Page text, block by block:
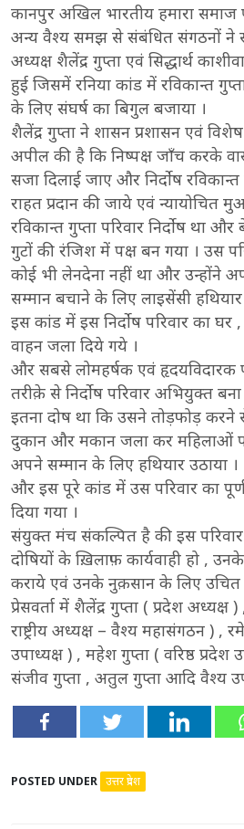
कानपुर अखिल भारतीय हमारा समाज
अन्य वैश्य समझ से संबंधित संगठनों ने
अध्यक्ष शैलेंद्र गुप्ता एवं सिद्धार्थ
हुई जिसमें रनिया कांड में रविकान्त
के लिए संघर्ष का बिगुल बजाया ।
शैलेंद्र गुप्ता ने शासन प्रशासन एवं
अपील की है कि निष्पक्ष जाँच करके
सजा दिलाई जाए और निर्दोष
राहत प्रदान की जाये एवं न्यायोचित
रविकान्त गुप्ता परिवार निर्दोष था
गुटों की रंजिश में पक्ष बन गया । उस
कोई भी लेनदेना नहीं था और उन्होंने
सम्मान बचाने के लिए लाइसेंसी
इस कांड में इस निर्दोष परिवार का घर ,
वाहन जला दिये गये ।
और सबसे लोमहर्षक एवं हृदयविदारक
तरीक़े से निर्दोष परिवार अभियुक्त
इतना दोष था कि उसने तोड़फोड़
दुकान और मकान जला कर महिलाओं
अपने सम्मान के लिए हथियार उठाया ।
और इस पूरे कांड में उस परिवार का
दिया गया ।
संयुक्त मंच संकल्पित है की इस परिवार
दोषियों के ख़िलाफ़ कार्यवाही हो ,
कराये एवं उनके नुक़सान के लिए उचित
प्रेसवर्ता में शैलेंद्र गुप्ता ( प्रदेश अध्यक्ष )
राष्ट्रीय अध्यक्ष – वैश्य महासंगठन ) ,
उपाध्यक्ष ) , महेश गुप्ता ( वरिष्ठ प्रदेश
संजीव गुप्ता , अतुल गुप्ता आदि वैश्य
POSTED UNDER उत्तर प्रदेश